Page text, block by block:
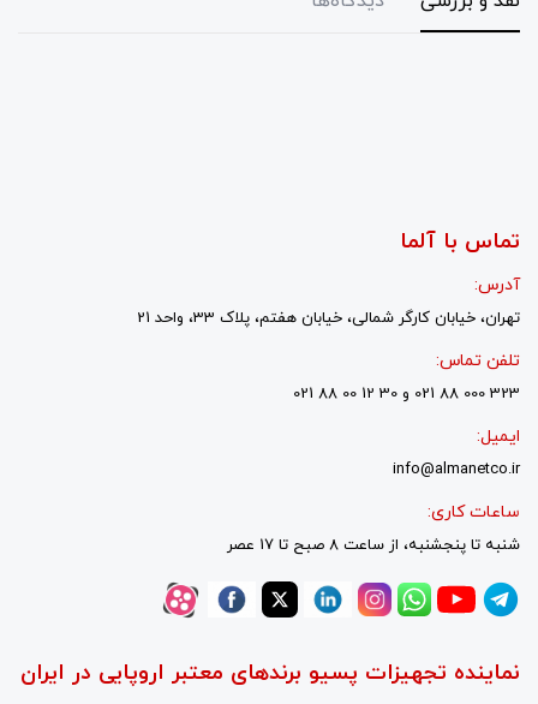
تماس با آلما
آدرس:
تهران، خیابان کارگر شمالی، خیابان هفتم، پلاک 33، واحد 21
تلفن تماس:
323 000 88 021 و 30 12 00 88 021
ایمیل:
info@almanetco.ir
ساعات کاری:
شنبه تا پنجشنبه، از ساعت 8 صبح تا 17 عصر
نماینده تجهیزات پسیو برندهای معتبر اروپایی در ایران